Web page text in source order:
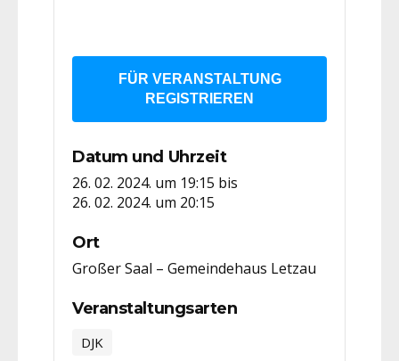
FÜR VERANSTALTUNG
REGISTRIEREN
Datum und Uhrzeit
26. 02. 2024. um 19:15 bis
26. 02. 2024. um 20:15
Ort
Großer Saal – Gemeindehaus Letzau
Veranstaltungsarten
DJK